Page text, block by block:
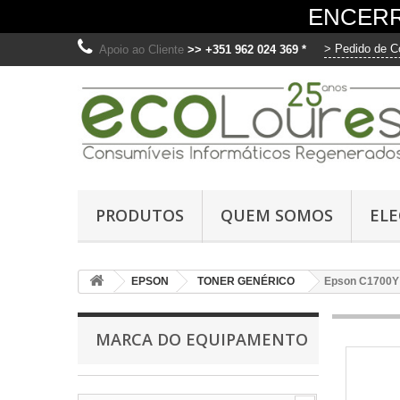
Apoio ao Cliente >> +351 962 024 369 * > Pedido de
PRODUTOS QUEM SOMOS
EPSON TONER GENÉRICO Epson
MARCA DO EQUIPAMENTO